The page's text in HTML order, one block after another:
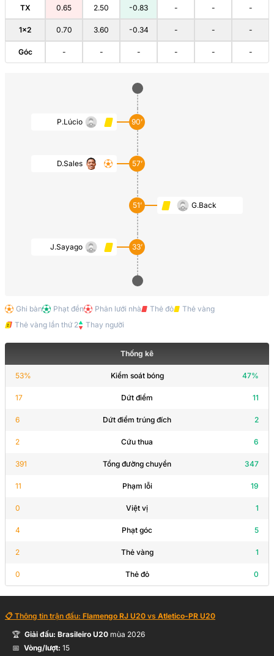
TX 0.65 2.50 -0.83 - - -
1×2 0.70 3.60 -0.34 - - -
Góc - - - - - -
P.Lúcio 90’
D.Sales 57’
51’ G.Back
J.Sayago 33’
Thống kê
53% Kiểm soát bóng 47%
17 Dứt điểm 11
6 Dứt điểm trúng đích 2
2 Cứu thua 6
391 Tổng đường chuyền 347
11 Phạm lỗi 19
0 Việt vị 1
4 Phạt góc 5
2 Thẻ vàng 1
0 Thẻ đỏ 0
Ghi bàn Phạt đền Phản lưới nhà Thẻ đỏ
Thẻ vàng
Thẻ vàng lần thứ 2
Thay người
📋 Thông tin trận đấu: Flamengo RJ U20 vs Atletico-PR U20
🏆 Giải đấu: Brasileiro U20 mùa 2026
📅 Vòng/lượt: 15